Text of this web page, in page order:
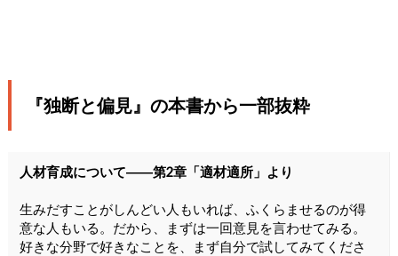
『独断と偏見』の本書から一部抜粋
人材育成について――第2章「適材適所」より
生みだすことがしんどい人もいれば、ふくらませるのが得
意な人もいる。だから、まずは一回意見を言わせてみる。
好きな分野で好きなことを、まず自分で試してみてくださ